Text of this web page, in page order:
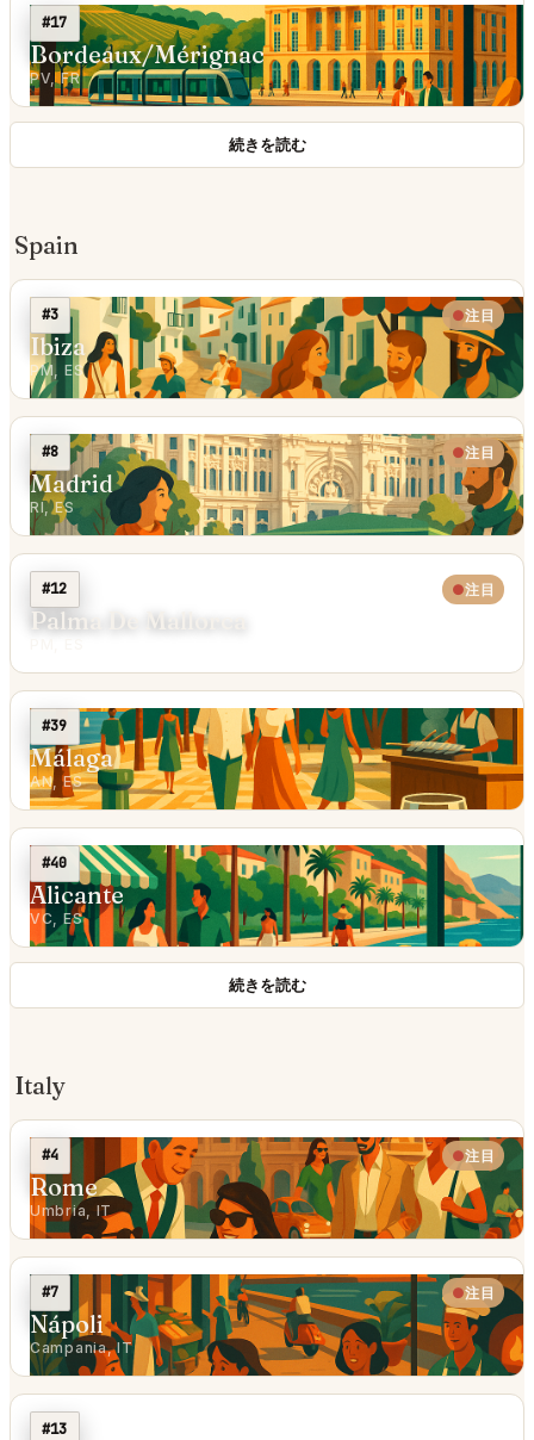
#17
Bordeaux/Mérignac
PV, FR
続きを読む
Spain
#3 注目
Ibiza
PM, ES
#8 注目
Madrid
RI, ES
#12 注目
Palma De Mallorca
#39
Málaga
AN, ES
#40
Alicante
VC, ES
続きを読む
Italy
#4 注目
Rome
Umbria, IT
#7 注目
Nápoli
Campania, IT
#13